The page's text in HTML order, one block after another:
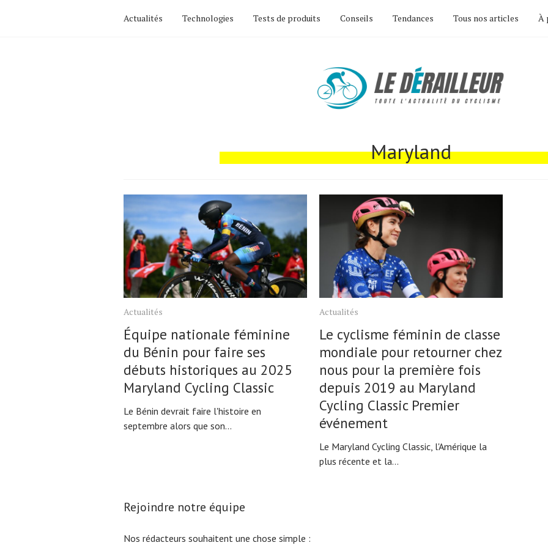
Actualités Technologies Tests de produits Conseils Tendances Tous nos articles À
Maryland
Actualités
Équipe nationale féminine
du Bénin pour faire ses
débuts historiques au 2025
Maryland Cycling Classic
Le Bénin devrait faire l'histoire en
septembre alors que son...
Actualités
Le cyclisme féminin de classe
mondiale pour retourner chez
nous pour la première fois
depuis 2019 au Maryland
Cycling Classic Premier
événement
Le Maryland Cycling Classic, l'Amérique la
plus récente et la...
Rejoindre notre équipe
Nos rédacteurs souhaitent une chose simple :